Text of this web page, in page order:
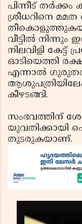
പിന്നീട്
ശ്രീധറിനെ മമത
വീട്ടില്‍ നിന്നും
നിലവിളി കേട്ട്
ഓടിയെത്തി
എന്നാല്‍
കീഴടങ്ങി.
സംഭവത്തിന്
യുവതിക്കായി
തുടരുകയാണ്.